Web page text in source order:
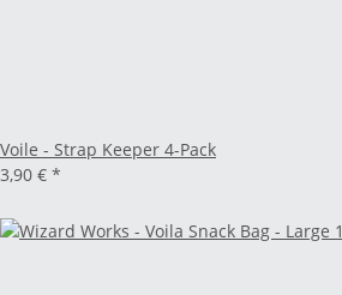
Voile - Strap Keeper 4-Pack
3,90 € *